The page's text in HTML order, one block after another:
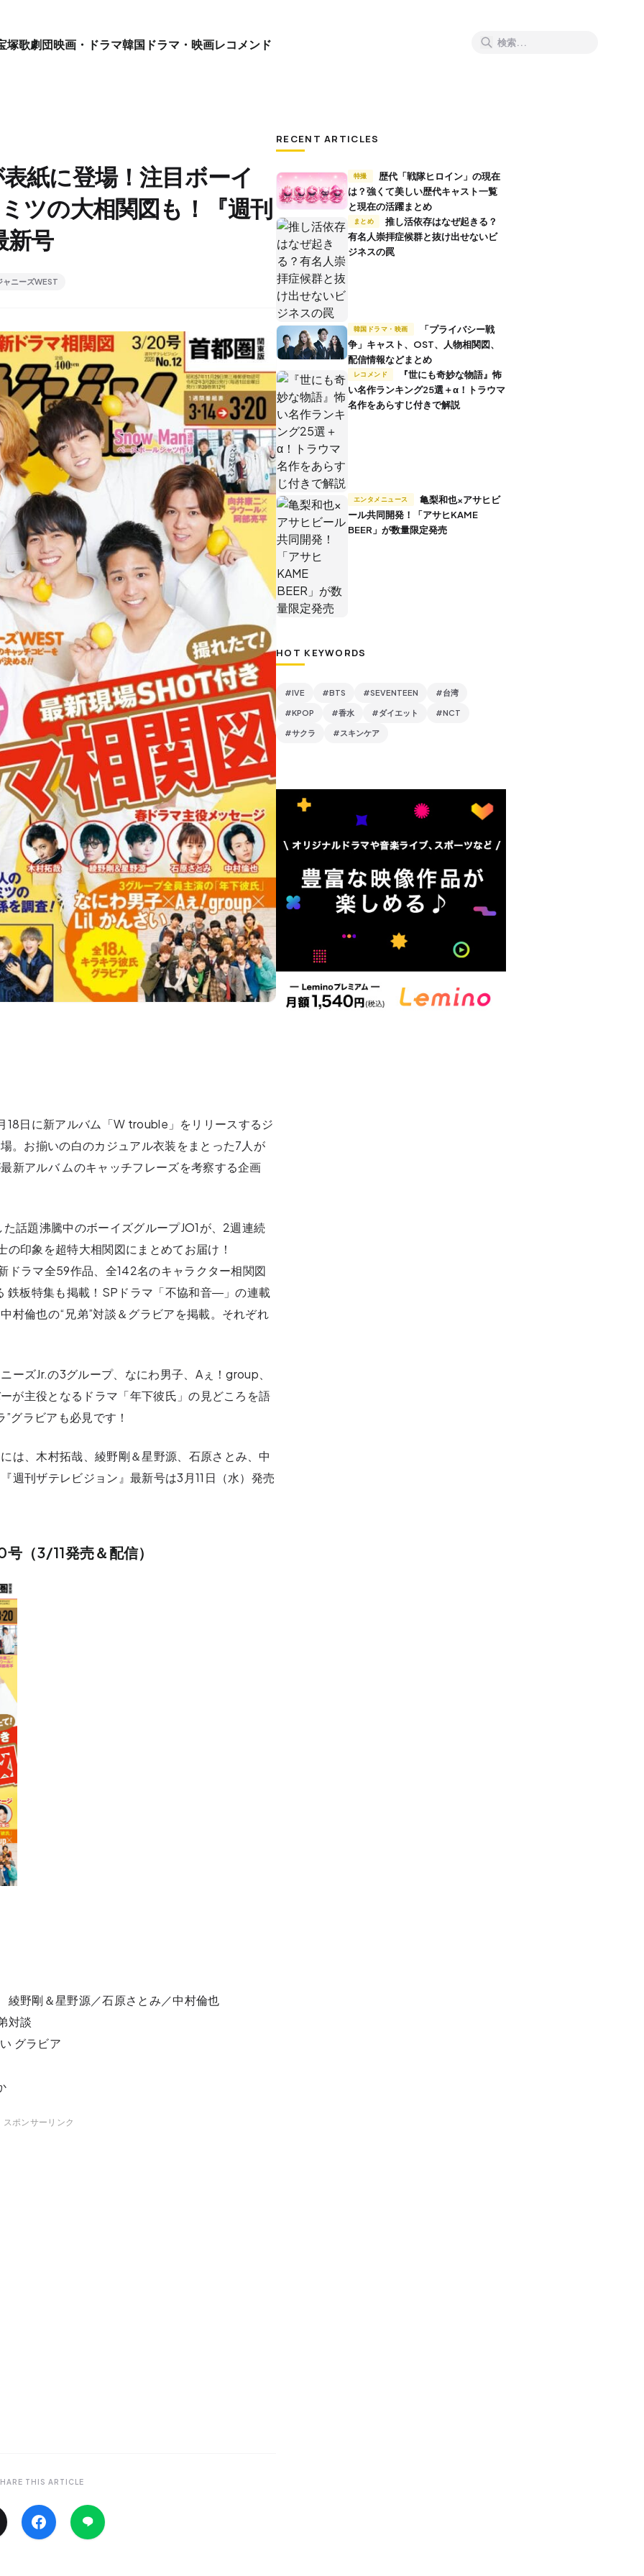
塚歌劇団映画・ドラマ韓国ドラマ・映画レコメンド
紙に登場！注目ボーイ
ツの大相関図も！『週刊
新号
ニーズWEST
18日に新アルバム「W trouble」をリリースするジ
。お揃いの白のカジュアル衣装をまとった7人が
新アルバ ムのキャッチフレーズを考察する企画
話題沸騰中のボーイズグループJO1が、2週連続
印象を超特大相関図にまとめてお届け！
ドラマ全59作品、全142名のキャラクター相関図
鉄板特集も掲載！SPドラマ「不協和音―」の連載
村倫也の“兄弟”対談＆グラビアを掲載。それぞれ
ーズJr.の3グループ、なにわ男子、Aぇ！group、
が主役となるドラマ「年下彼氏」の見どころを語
グラビアも必見です！
は、木村拓哉、綾野剛＆星野源、石原さとみ、中
週刊ザテレビジョン』最新号は3月11日（水）発売
（3/11発売＆配信）
綾野剛＆星野源／石原さとみ／中村倫也
対談
グラビア
スポンサーリンク
THIS ARTICLE
RECENT ARTICLES
特撮
は？強くて美しい歴代キャスト一覧
と現在の活躍まとめ
まとめ
推し活依存はなぜ起きる？
有名人崇拝症候群と抜け出せないビ
ジネスの罠
韓国ドラマ・映画
争」キャスト、OST、人物相関図、
配信情報などまとめ
レコメンド
い名作ランキング25選＋α！トラウマ
名作をあらすじ付きで解説
エンタメニュース
ール共同開発！「アサヒKAME
BEER」が数量限定発売
HOT KEYWORDS
#IVE #BTS #SEVENTEEN #台湾
#KPOP #香水 #ダイエット #NCT
#サクラ #スキンケア